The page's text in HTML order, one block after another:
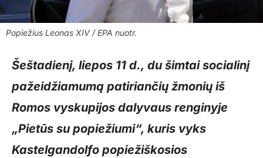
Popiežius Leonas XIV / EPA nuotr.
Šeštadienį, liepos 11 d., du šimtai socialinį
pažeidžiamumą patiriančių žmonių iš
Romos vyskupijos dalyvaus renginyje
„Pietūs su popiežiumi“, kuris vyks
Kastelgandolfo popiežiškosios